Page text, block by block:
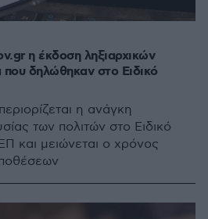
η έκδοση ληξιαρχικών
δηλώθηκαν στο Ειδικό
η ανάγκη
των πολιτών στο Ειδικό
και μειώνεται ο χρόνος